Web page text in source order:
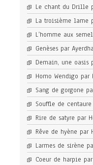
Le chant du Drille
La troisième lame
L’homme aux
Genèses par
Demain, une oasis
Homo Wendigo par
Sang de gorgone
Souffle de
Rire de satyre par
Rêve de hyène par
Larmes de sirène
Coeur de harpie